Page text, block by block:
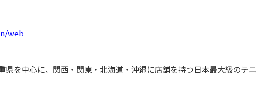
web
県を中心に、関西・関東・北海道・沖縄に店舗を持つ日本最大級のテニ